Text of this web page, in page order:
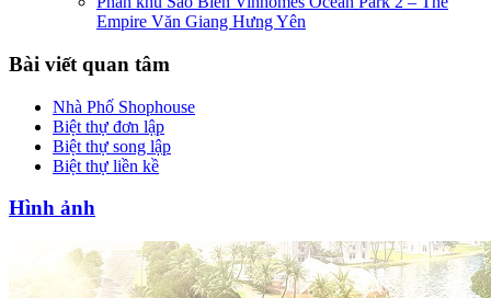
Empire Văn Giang Hưng Yên
Bài viết quan tâm
Nhà Phố Shophouse
Biệt thự đơn lập
Biệt thự song lập
Biệt thự liền kề
Hình ảnh